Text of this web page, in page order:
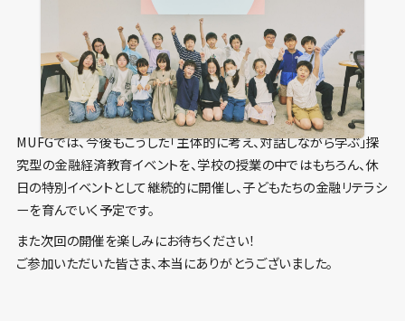
MUFGでは、今後もこうした「主体的に考え、対話しながら学ぶ」探
究型の金融経済教育イベントを、学校の授業の中ではもちろん、休
日の特別イベントとして継続的に開催し、子どもたちの金融リテラシ
ーを育んでいく予定です。
また次回の開催を楽しみにお待ちください！
ご参加いただいた皆さま、本当にありがとうございました。